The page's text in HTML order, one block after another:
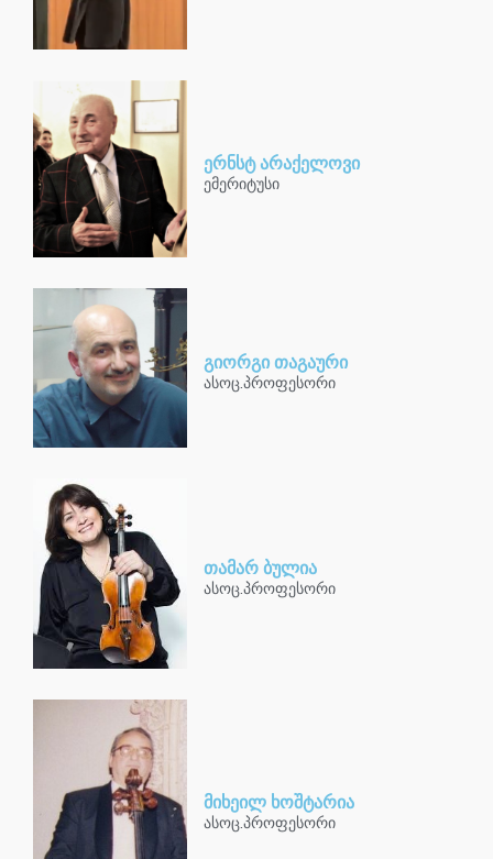
ერნსტ არაქელოვი
ემერიტუსი
გიორგი თაგაური
ასოც.პროფესორი
თამარ ბულია
ასოც.პროფესორი
მიხეილ ხოშტარია
ასოც.პროფესორი